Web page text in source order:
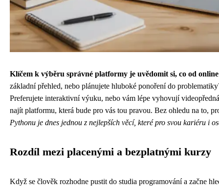
Klíčem k výběru správné platformy je uvědomit si, co od
základní přehled, nebo plánujete hluboké ponoření do
Preferujete interaktivní výuku, nebo vám lépe vyhovují
najít platformu, která bude pro vás tou pravou. Bez ohledu na to,
Pythonu je dnes jednou z nejlepších věcí, které pro svou kariéru i
Rozdíl mezi placenými a bezplatnými kurzy
Když se člověk rozhodne pustit do studia programování a začne